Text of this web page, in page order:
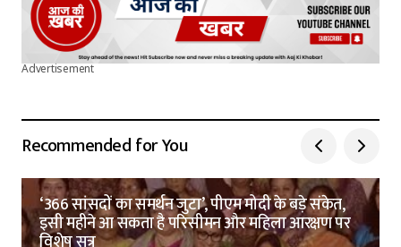
Advertisement
Recommended for You
‘366 सांसदों का समर्थन जुटा’, पीएम मोदी के बड़े संकेत,
इसी महीने आ सकता है परिसीमन और महिला आरक्षण पर